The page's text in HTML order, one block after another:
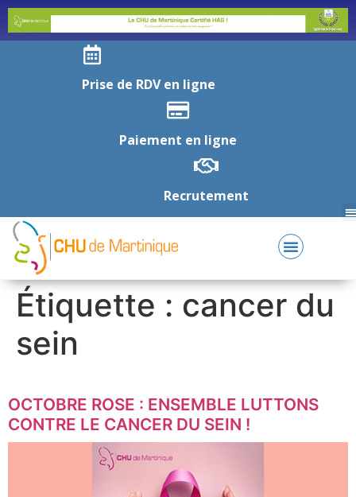
Prise de RDV en ligne
Paiement en ligne
Recrutement
Étiquette : cancer du
sein
OCTOBRE ROSE : ENSEMBLE LUTTONS
CONTRE LE CANCER DU SEIN !